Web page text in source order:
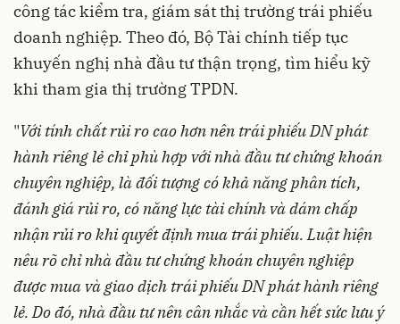
công tác kiểm tra, giám sát thị trường trái phiếu
doanh nghiệp. Theo đó, Bộ Tài chính tiếp tục
khuyến nghị nhà đầu tư thận trọng, tìm hiểu kỹ
khi tham gia thị trường TPDN.
"Với tính chất rủi ro cao hơn nên trái phiếu DN phát
hành riêng lẻ chỉ phù hợp với nhà đầu tư chứng khoán
chuyên nghiệp, là đối tượng có khả năng phân tích,
đánh giá rủi ro, có năng lực tài chính và dám chấp
nhận rủi ro khi quyết định mua trái phiếu. Luật hiện
nêu rõ chỉ nhà đầu tư chứng khoán chuyên nghiệp
được mua và giao dịch trái phiếu DN phát hành riêng
lẻ. Do đó, nhà đầu tư nên cân nhắc và cần hết sức lưu ý